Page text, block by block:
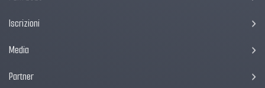
Iscrizioni
Media
Partner